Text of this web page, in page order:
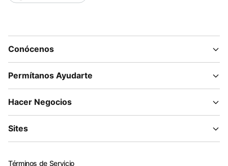
Conócenos
Permítanos Ayudarte
Hacer Negocios
Sites
Términos de Servicio